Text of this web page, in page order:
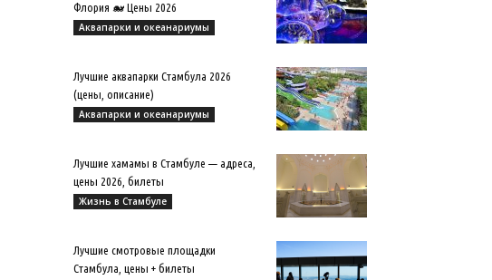
Флория 🐋 Цены 2026
Аквапарки и океанариумы
Лучшие аквапарки Стамбула 2026
(цены, описание)
Аквапарки и океанариумы
Лучшие хамамы в Стамбуле — адреса,
цены 2026, билеты
Жизнь в Стамбуле
Лучшие смотровые площадки
Стамбула, цены + билеты